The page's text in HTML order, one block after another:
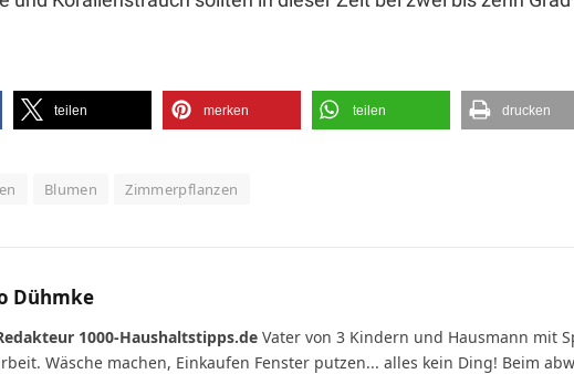
teilen merken teilen drucken
Blumen Zimmerpflanzen
Dühmke
1000-Haushaltstipps.de Vater von 3 Kindern und Hausmann mit
Wäsche machen, Einkaufen Fenster putzen... alles kein Ding! Beim